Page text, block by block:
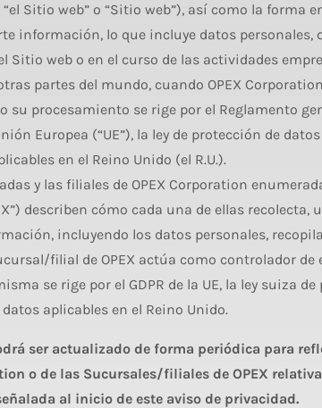
Sitio web” o “Sitio web”), así como la forma
información, lo que incluye datos personales,
Sitio web o en el curso de las actividades
partes del mundo, cuando OPEX
su procesamiento se rige por el Reglamento
Europea (“UE”), la ley de protección de
en el Reino Unido (el R.U.).
y las filiales de OPEX Corporation
describen cómo cada una de ellas recolecta,
incluyendo los datos personales,
filial de OPEX actúa como controlador de
se rige por el GDPR de la UE, la ley suiza
aplicables en el Reino Unido.
ser actualizado de forma periódica para
o de las Sucursales/filiales de OPEX
al inicio de este aviso de privacidad.